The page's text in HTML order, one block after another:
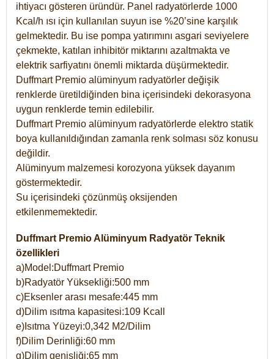
ihtiyacı gösteren üründür. Panel radyatörlerde 1000
Kcal/h ısı için kullanılan suyun ise %20’sine karşılık
gelmektedir. Bu ise pompa yatırımını asgari seviyelere
çekmekte, katılan inhibitör miktarını azaltmakta ve
elektrik sarfiyatını önemli miktarda düşürmektedir.
Duffmart Premio alüminyum radyatörler değişik
renklerde üretildiğinden bina içerisindeki dekorasyona
uygun renklerde temin edilebilir.
Duffmart Premio alüminyum radyatörlerde elektro statik
boya kullanıldığından zamanla renk solması söz konusu
değildir.
Alüminyum malzemesi korozyona yüksek dayanım
göstermektedir.
Su içerisindeki çözünmüş oksijenden
etkilenmemektedir.
Duffmart Premio Alüminyum Radyatör Teknik
özellikleri
a)Model:Duffmart Premio
b)Radyatör Yüksekliği:500 mm
c)Eksenler arası mesafe:445 mm
d)Dilim ısıtma kapasitesi:109 Kcall
e)Isıtma Yüzeyi:0,342 M2/Dilim
f)Dilim Derinliği:60 mm
g)Dilim genişliği:65 mm